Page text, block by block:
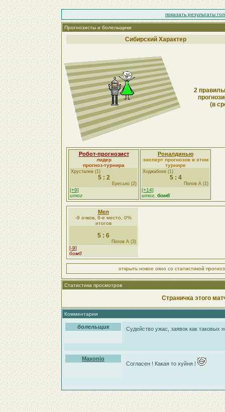
показать результаты
Прогнозисты и болельщики
Сибирский Характер
2
(в
Робот-прогнозист
лидер
прогноз-турнира
Хрусталев (1)
5 : 2
Ересько (2)
[+9]
итог
Роналдинью
эксперт прогнозов в этом
турнире
Ходжабоев (1)
5 : 4
Попов А (1)
[+14]
итог, бомб
Мел
-9 очков, 8-е место, 0%
итогов
5 : 6
Попов А (3)
[-9]
бомб
открыть новое окно со статистикой
Статистика просмотров
Страничка этого
Комментарии
болельщик Судейство ужас, заявок как таковых
Maxonio
Согласен ! Какая то хуйня !